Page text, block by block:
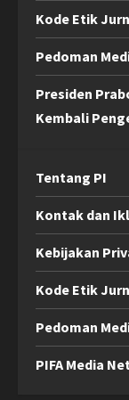
Kode Etik
Pedoman
Presiden
Kembali
Tentang PI
Kontak dan
Kebijakan
Kode Etik
Pedoman
PIFA Media